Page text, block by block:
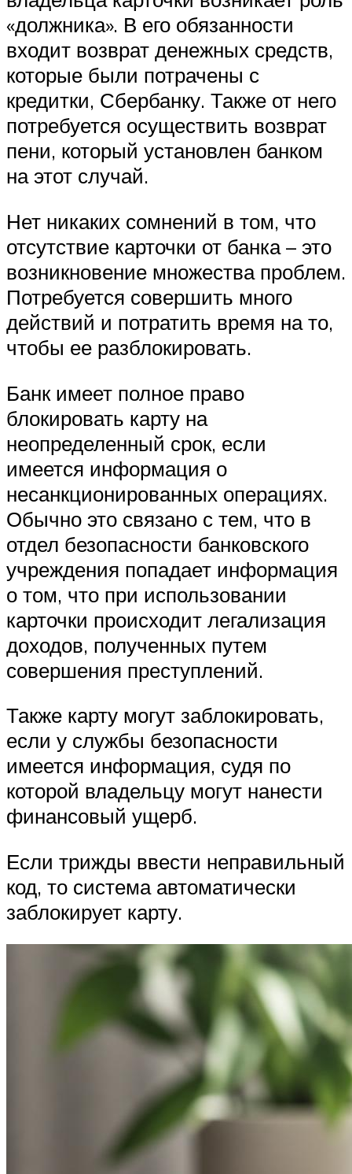
«должника». В его обязанности
входит возврат денежных средств,
которые были потрачены с
кредитки, Сбербанку. Также от него
потребуется осуществить возврат
пени, который установлен банком
на этот случай.
Нет никаких сомнений в том, что
отсутствие карточки от банка – это
возникновение множества проблем.
Потребуется совершить много
действий и потратить время на то,
чтобы ее разблокировать.
Банк имеет полное право
блокировать карту на
неопределенный срок, если
имеется информация о
несанкционированных операциях.
Обычно это связано с тем, что в
отдел безопасности банковского
учреждения попадает информация
о том, что при использовании
карточки происходит легализация
доходов, полученных путем
совершения преступлений.
Также карту могут заблокировать,
если у службы безопасности
имеется информация, судя по
которой владельцу могут нанести
финансовый ущерб.
Если трижды ввести неправильный
код, то система автоматически
заблокирует карту.